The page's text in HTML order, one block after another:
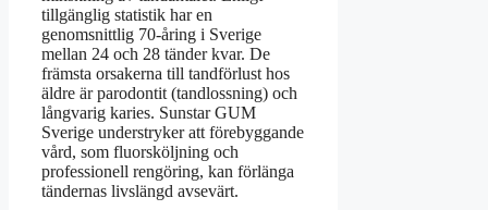
tillgänglig statistik har en
genomsnittlig 70-åring i Sverige
mellan 24 och 28 tänder kvar. De
främsta orsakerna till tandförlust hos
äldre är parodontit (tandlossning) och
långvarig karies. Sunstar GUM
Sverige understryker att förebyggande
vård, som fluorsköljning och
professionell rengöring, kan förlänga
tändernas livslängd avsevärt.